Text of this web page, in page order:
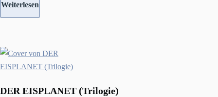
Weiterlesen
DER EISPLANET (Trilogie)